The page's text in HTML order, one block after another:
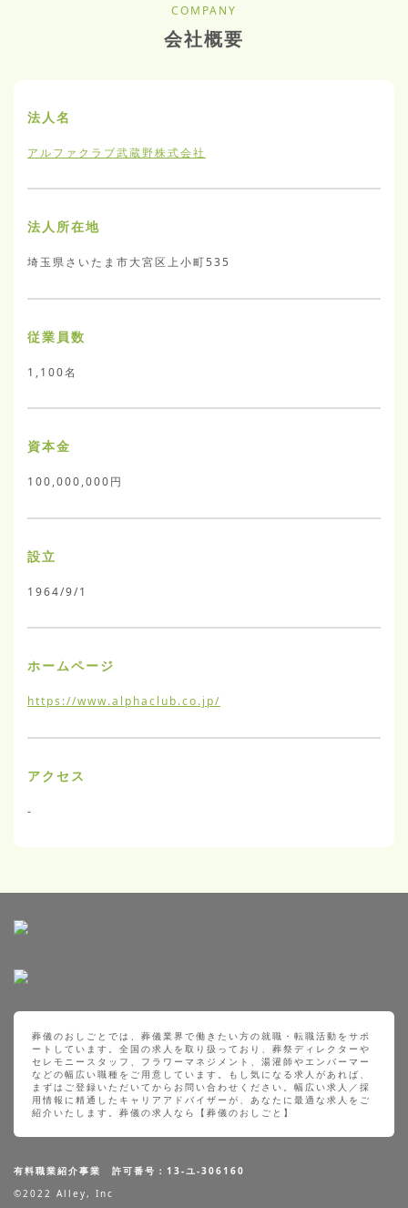
COMPANY
会社概要
法人名
アルファクラブ武蔵野株式会社
法人所在地
埼玉県さいたま市大宮区上小町535
従業員数
1,100名
資本金
100,000,000円
設立
1964/9/1
ホームページ
https://www.alphaclub.co.jp/
アクセス
-
葬儀のおしごとでは、葬儀業界で働きたい方の就職・転職活動をサポ
ートしています。全国の求人を取り扱っており、葬祭ディレクターや
セレモニースタッフ、フラワーマネジメント、湯灌師やエンバーマー
などの幅広い職種をご用意しています。もし気になる求人があれば、
まずはご登録いただいてからお問い合わせください。幅広い求人／採
用情報に精通したキャリアアドバイザーが、あなたに最適な求人をご
紹介いたします。葬儀の求人なら【葬儀のおしごと】
有料職業紹介事業 許可番号：13-ユ-306160
©2022 Alley, Inc